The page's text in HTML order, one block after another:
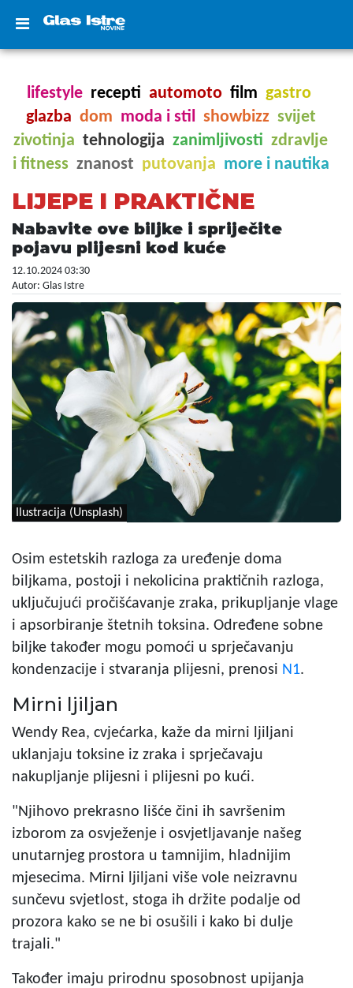
lifestyle recepti automoto film gastro
glazba dom moda i stil showbizz svijet
zivotinja tehnologija zanimljivosti zdravlje
i fitness znanost putovanja more i nautika
LIJEPE I PRAKTIČNE
Nabavite ove biljke i spriječite
pojavu plijesni kod kuće
12.10.2024 03:30
Autor: Glas Istre
Ilustracija (Unsplash)
Osim estetskih razloga za uređenje doma
biljkama, postoji i nekolicina praktičnih razloga,
uključujući pročišćavanje zraka, prikupljanje vlage
i apsorbiranje štetnih toksina. Određene sobne
biljke također mogu pomoći u sprječavanju
kondenzacije i stvaranja plijesni, prenosi N1.
Mirni ljiljan
Wendy Rea, cvjećarka, kaže da mirni ljiljani
uklanjaju toksine iz zraka i sprječavaju
nakupljanje plijesni i plijesni po kući.
"Njihovo prekrasno lišće čini ih savršenim
izborom za osvježenje i osvjetljavanje našeg
unutarnjeg prostora u tamnijim, hladnijim
mjesecima. Mirni ljiljani više vole neizravnu
sunčevu svjetlost, stoga ih držite podalje od
prozora kako se ne bi osušili i kako bi dulje
trajali."
Također imaju prirodnu sposobnost upijanja